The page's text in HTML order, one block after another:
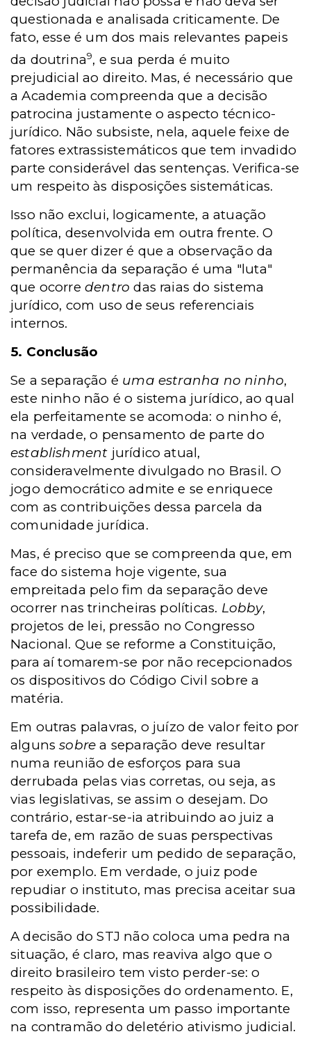
questionada e analisada criticamente. De
fato, esse é um dos mais relevantes papeis
da doutrina9, e sua perda é muito
prejudicial ao direito. Mas, é necessário que
a Academia compreenda que a decisão
patrocina justamente o aspecto técnico-
jurídico. Não subsiste, nela, aquele feixe de
fatores extrassistemáticos que tem invadido
parte considerável das sentenças. Verifica-se
um respeito às disposições sistemáticas.
Isso não exclui, logicamente, a atuação
política, desenvolvida em outra frente. O
que se quer dizer é que a observação da
permanência da separação é uma "luta"
que ocorredentro das raias do sistema
jurídico, com uso de seus referenciais
internos.
5. Conclusão
Se a separação é uma estranha no ninho,
este ninho não é o sistema jurídico, ao qual
ela perfeitamente se acomoda: o ninho é,
na verdade, o pensamento de parte do
establishment jurídico atual,
consideravelmente divulgado no Brasil. O
jogo democrático admite e se enriquece
com as contribuições dessa parcela da
comunidade jurídica.
Mas, é preciso que se compreenda que, em
face do sistema hoje vigente, sua
empreitada pelo fim da separação deve
ocorrer nas trincheiras políticas. Lobby,
projetos de lei, pressão no Congresso
Nacional. Que se reforme a Constituição,
para aí tomarem-se por não recepcionados
os dispositivos do Código Civil sobre a
matéria.
Em outras palavras, o juízo de valor feito por
algunssobre a separação deve resultar
numa reunião de esforços para sua
derrubada pelas vias corretas, ou seja, as
vias legislativas, se assim o desejam. Do
contrário, estar-se-ia atribuindo ao juiz a
tarefa de, em razão de suas perspectivas
pessoais, indeferir um pedido de separação,
por exemplo. Em verdade, o juiz pode
repudiar o instituto, mas precisa aceitar sua
possibilidade.
A decisão do STJ não coloca uma pedra na
situação, é claro, mas reaviva algo que o
direito brasileiro tem visto perder-se: o
respeito às disposições do ordenamento. E,
com isso, representa um passo importante
na contramão do deletério ativismo judicial.